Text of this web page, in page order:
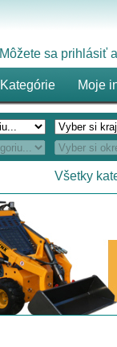
Môžete sa prihlásiť
Kategórie Moje
Všetky